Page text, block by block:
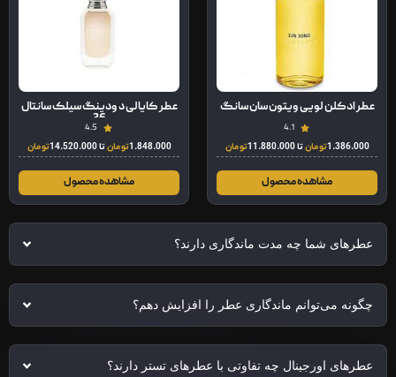
عطر ادکلن لویی ویتون سان سانگ
4.1
1.386.000تومانتا11.880.000 تومان
مشاهده محصول
عطر کایالی د ودینگ سیلک سانتال
36
4.5
1.848.000تومانتا14.520.000تومان
مشاهده محصول
عطرهای شما چه مدت ماندگاری دارند؟
چگونه می‌توانم ماندگاری عطر را افزایش دهم؟
عطرهای اورجینال چه تفاوتی با عطرهای تستر دارند؟